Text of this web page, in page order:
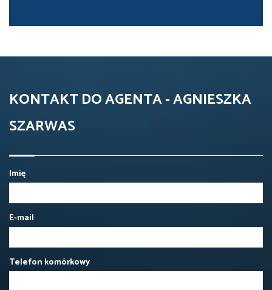
KONTAKT DO AGENTA - AGNIESZKA
SZARWAS
Imię
E-mail
Telefon komórkowy